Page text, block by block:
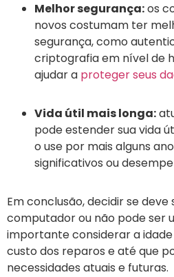
Melhor segurança:os
novos costumam ter
segurança, como
criptografia em nível de
ajudar a proteger seus
Vida útil mais longa:
pode estender sua vida
o use por mais alguns
significativos ou
Em conclusão, decidir se deve
computador ou não pode ser
importante considerar a
custo dos reparos e até que
necessidades atuais e futuras.